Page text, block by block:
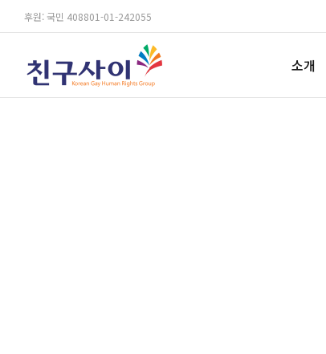
후원: 국민 408801-01-242055
소개